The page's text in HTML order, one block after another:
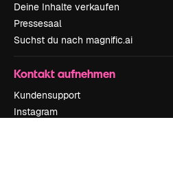
Deine Inhalte verkaufen
Pressesaal
Suchst du nach magnific.ai
Kontakt aufnehmen
Kundensupport
Instagram